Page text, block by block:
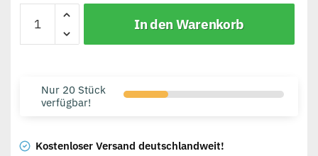
In den Warenkorb
Nur 20 Stück
verfügbar!
Kostenloser Versand deutschlandweit!